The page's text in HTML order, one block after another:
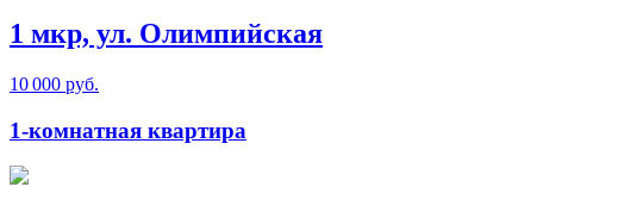
1 мкр, ул. Олимпийская
10 000 руб.
1-комнатная квартира